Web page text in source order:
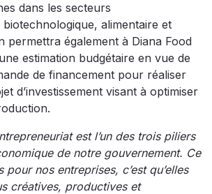
dans les secteurs
alimentaire et
permettra également à Diana Food
estimation budgétaire en vue de
de financement pour réaliser
d’investissement visant à optimiser
est l’un des trois piliers
de notre gouvernement. Ce
nos entreprises, c’est qu’elles
créatives, productives et